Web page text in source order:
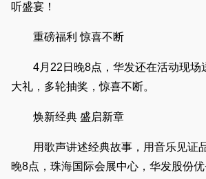
听盛宴！
重磅福利 惊喜不断
4月22日晚8点，华发还在活动现场
大礼，多轮抽奖，惊喜不断。
焕新经典 盛启新章
用歌声讲述经典故事，用音乐见证
晚8点，珠海国际会展中心，华发股份